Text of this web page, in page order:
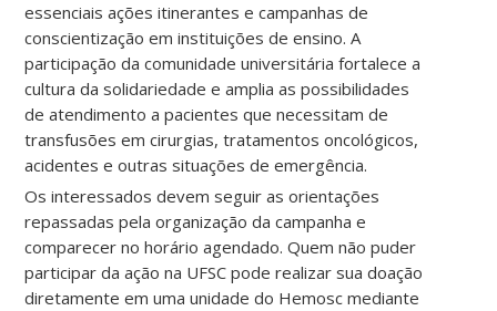
essenciais ações itinerantes e campanhas de
conscientização em instituições de ensino. A
participação da comunidade universitária fortalece a
cultura da solidariedade e amplia as possibilidades
de atendimento a pacientes que necessitam de
transfusões em cirurgias, tratamentos oncológicos,
acidentes e outras situações de emergência.
Os interessados devem seguir as orientações
repassadas pela organização da campanha e
comparecer no horário agendado. Quem não puder
participar da ação na UFSC pode realizar sua doação
diretamente em uma unidade do Hemosc mediante